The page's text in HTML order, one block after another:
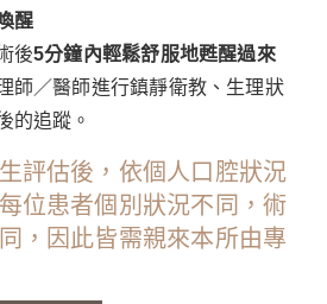
醒
後5分鐘內輕鬆舒服地甦醒過來
師／醫師進行鎮靜衛教、生理狀
的追蹤。
評估後，依個人口腔狀況
位患者個別狀況不同，術
，因此皆需親來本所由專